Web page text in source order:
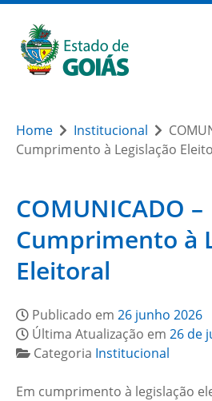
Home Institucional
Cumprimento à Legislação
COMUNICADO –
Cumprimento à
Eleitoral
Publicado em 26 junho 2026
Última Atualização em 26 de
Categoria Institucional
Em cumprimento à legislação